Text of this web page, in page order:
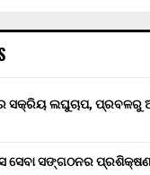
ସକ୍ରିୟ ଲଘୁଚାପ, ପ୍ରବଳରୁ
ସେବା ସଙ୍ଗଠନର